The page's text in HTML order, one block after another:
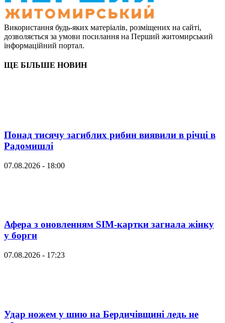
Використання будь-яких матеріалів, розміщених на сайті,
дозволяється за умови посилання на Перший житомирський
інформаційний портал.
ЩЕ БІЛЬШЕ НОВИН
Понад тисячу загиблих рибин виявили в річці в
Радомишлі
07.08.2026 - 18:00
Афера з оновленням SIM-картки загнала жінку
у борги
07.08.2026 - 17:23
Удар ножем у шию на Бердичівщині ледь не